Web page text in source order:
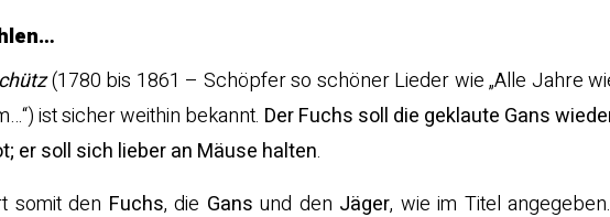
(1780 bis 1861 – Schöpfer so schöner Lieder wie „Alle Jahre
ist sicher weithin bekannt. Der Fuchs soll die geklaute Gans
er soll sich lieber an Mäuse halten.
somit den Fuchs, die Gans und den Jäger, wie im Titel